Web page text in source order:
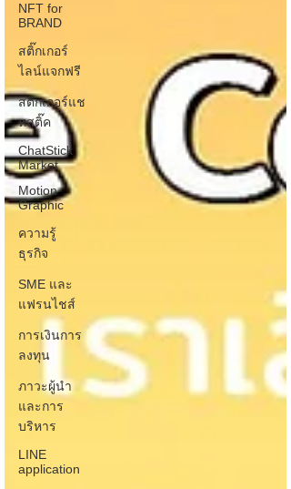
NFT for
BRAND
สติ๊กเกอร์
ไลน์แจกฟรี
สติกเกอร์แช
ทสติ๊ค
ChatStick
Market
Motion
Graphic
ความรู้
ธุรกิจ
SME และ
แฟรนไชส์
การเงินการ
ลงทุน
ภาวะผู้นำ
และการ
บริหาร
LINE
application